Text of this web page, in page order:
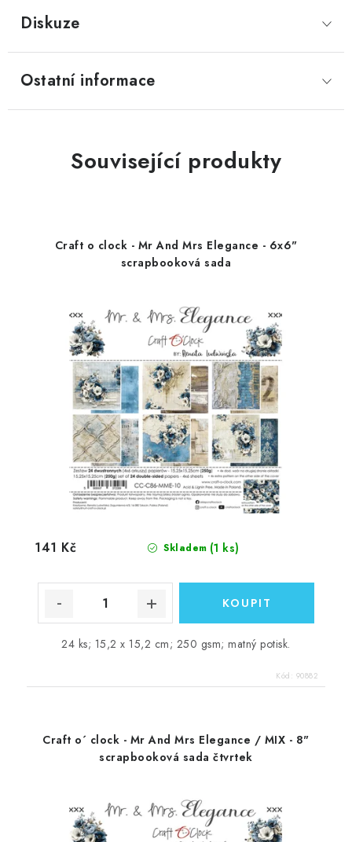
Diskuze
Ostatní informace
Související produkty
Craft o clock - Mr And Mrs Elegance - 6x6"
scrapbooková sada
Skladem (1 ks)
141 Kč
24 ks; 15,2 x 15,2 cm; 250 gsm; matný potisk.
Kód: 90882
Craft o´ clock - Mr And Mrs Elegance / MIX - 8"
scrapbooková sada čtvrtek